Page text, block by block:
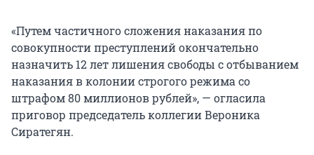
«Путем частичного сложения наказания по
совокупности преступлений окончательно
назначить 12 лет лишения свободы с отбыванием
наказания в колонии строгого режима со
штрафом 80 миллионов рублей», — огласила
приговор председатель коллегии Вероника
Сиратегян.